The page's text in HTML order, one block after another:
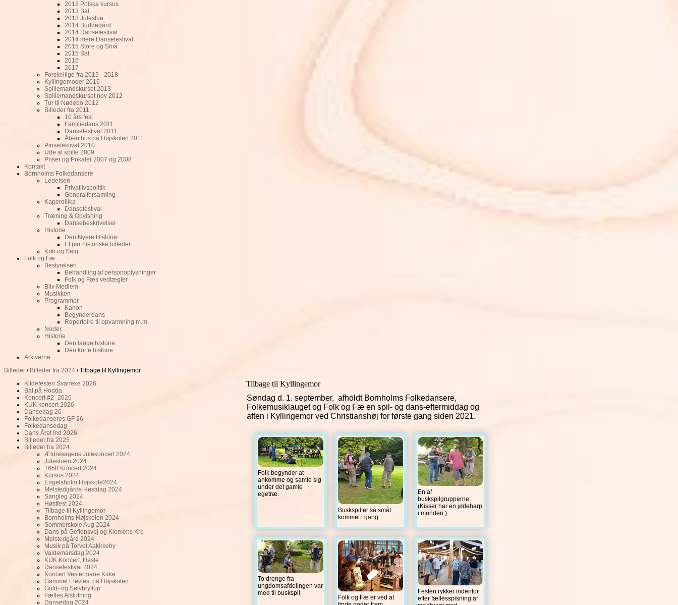
2013 Polska kursus
2013 Bal
2013 Julestue
2014 Buddegård
2014 Dansefestival
2014 mere Dansefestival
2015 Store og Små
2015 Bal
2016
2017
Forskellige fra 2015 - 2018
Kyllingemoder 2016
Spillemandskurset 2013
Spillemandskurset nov 2012
Tur til Nødebo 2012
Billeder fra 2011
10 års fest
Familiedans 2011
Dansefestival 2011
Åbenthus på Højskolen 2011
Pinsefestival 2010
Ude at spille 2009
Priser og Pokaler 2007 og 2008
Kontakt
Bornholms Folkedansere
Ledelsen
Privatlivspolitik
Generalforsamling
Kaperollika
Dansefestival
Træning & Opvisning
Dansebeskrivelser
Historie
Den Nyere Historie
Et par historiske billeder
Køb og Salg
Folk og Fæ
Bestyrelsen
Behandling af personoplysninger
Folk og Fæs vedtægter
Bliv Medlem
Musikken
Programmer
Kanon
Begynderdans
Repertoire til opvarmning m.m.
Noder
Historie
Den lange historie
Den korte historie
Arkiverne
Billeder / Billeder fra 2024 / Tilbage til Kyllingemor
Kildefesten Svaneke 2026
Bal på Hodda
Koncert #2_2026
KUK koncert 2026
Dansedag 26
Folkedanseres GF 26
Folkedansedag
Dans Året Ind 2026
Billeder fra 2025
Billeder fra 2024
Ældresagens Julekoncert 2024
Julestuen 2024
1658 Koncert 2024
Kursus 2024
Engelsholm Højskole2024
Melstedgårds Høstdag 2024
Sangleg 2024
Høstfest 2024
Tilbage til Kyllingemor
Bornholms Højskolen 2024
Sommerskole Aug 2024
Dans på Gefionsvej og Klemens Kro
Melstedgård 2024
Musik på Torvet Aakirkeby
Valdemarsdag 2024
KUK Koncert, Hasle
Dansefestival 2024
Koncert Vestermarie Kirke
Gammel Elevfest på Højskolen
Guld- og Sølvbryllup
Fælles Afslutning
Dansedag 2024
Tilbage til Kyllingemor
Søndag d. 1. september, afholdt Bornholms Folkedansere,
Folkemusiklauget og Folk og Fæ en spil- og dans-eftermiddag og
aften i Kyllingemor ved Christianshøj for første gang siden 2021.
Folk begynder at
ankomme og samle sig
under det gamle
egetræ.
Buskspil er så småt
kommet i gang.
En af
buskspilgrupperne.
(Kisser har en jødeharp
i munden.)
To drenge fra
ungdomsafdelingen var
med til buskspil.
Folk og Fæ er ved at
Festen rykker indenfor
efter fællesspisning af